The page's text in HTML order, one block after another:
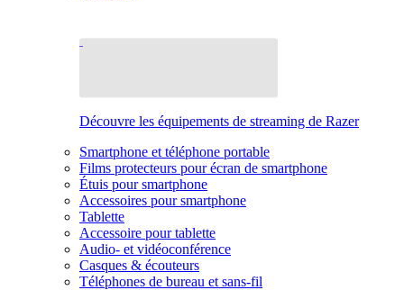
Découvre les équipements de streaming de Razer
Smartphone et téléphone portable
Films protecteurs pour écran de smartphone
Étuis pour smartphone
Accessoires pour smartphone
Tablette
Accessoire pour tablette
Audio- et vidéoconférence
Casques & écouteurs
Téléphones de bureau et sans-fil